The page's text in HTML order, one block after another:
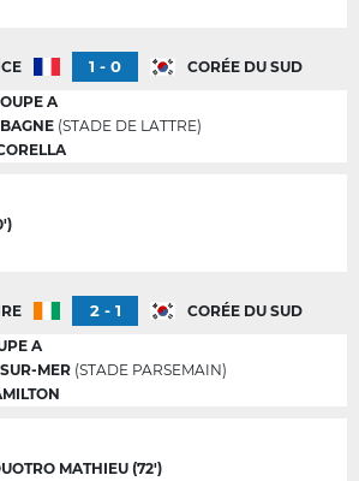
1 - 0
CORÉE DU SUD
A
(STADE DE LATTRE)
2 - 1
CORÉE DU SUD
A
MER (STADE PARSEMAIN)
MATHIEU (72')